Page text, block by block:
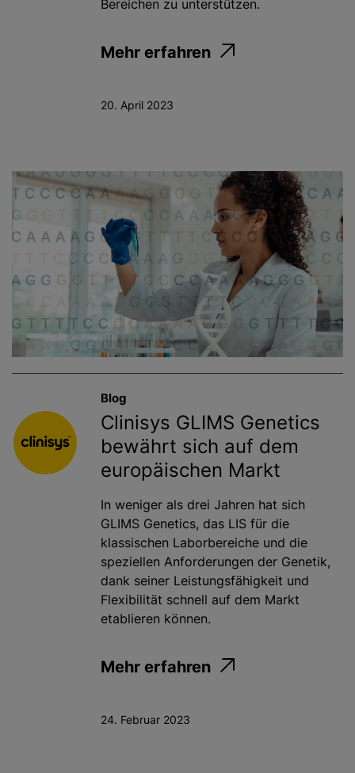
Bereichen zu unterstützen.
Mehr erfahren
20. April 2023
Blog
Clinisys GLIMS Genetics
bewährt sich auf dem
europäischen Markt
In weniger als drei Jahren hat sich
GLIMS Genetics, das LIS für die
klassischen Laborbereiche und die
speziellen Anforderungen der Genetik,
dank seiner Leistungsfähigkeit und
Flexibilität schnell auf dem Markt
etablieren können.
Mehr erfahren
24. Februar 2023